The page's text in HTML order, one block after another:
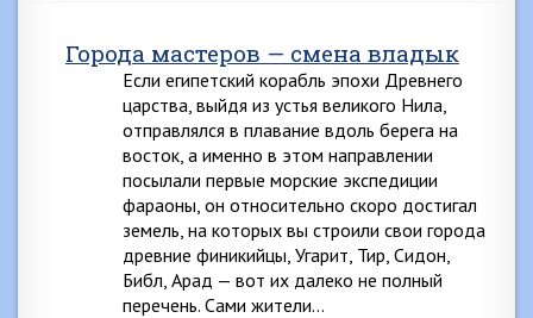
Города мастеров — смена владык
Если египетский корабль эпохи Древнего
царства, выйдя из устья великого Нила,
отправлялся в плавание вдоль берега на
восток, а именно в этом направлении
посылали первые морские экспедиции
фараоны, он относительно скоро достигал
земель, на которых вы строили свои города
древние финикийцы, Угарит, Тир, Сидон,
Библ, Арад — вот их далеко не полный
перечень. Сами жители…